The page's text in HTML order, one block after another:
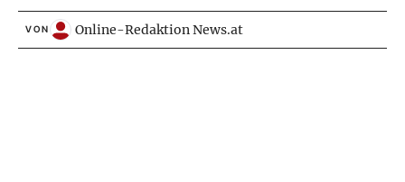
VON Online-Redaktion News.at